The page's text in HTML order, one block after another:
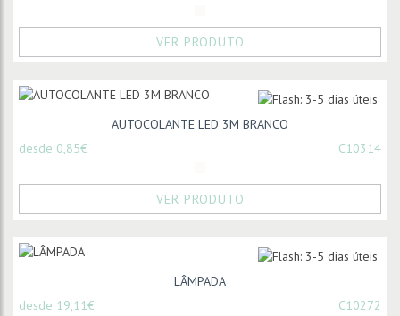
VER PRODUTO
AUTOCOLANTE LED 3M BRANCO
desde 0,85€
C10314
VER PRODUTO
LÂMPADA
desde 19,11€
C10272